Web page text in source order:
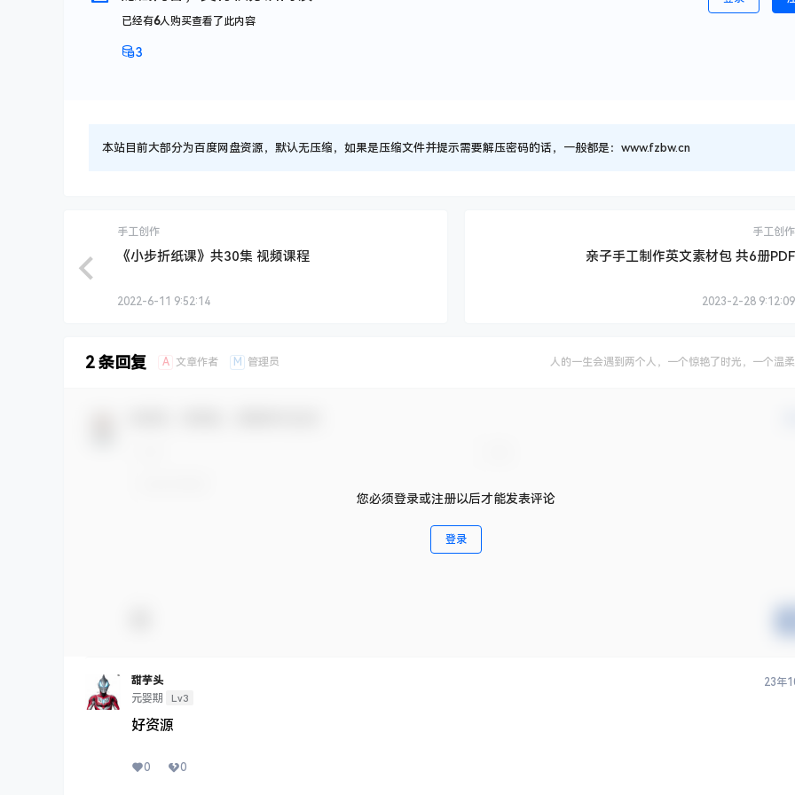
已经有6人购买查看了此内容
3
本站目前大部分为百度网盘资源，默认无压缩，如果是压缩文件并提示需要解压密码的话，一般都是：www.fzbw.cn
手工创作
《小步折纸课》共30集 视频课程
2022-6-11 9:52:14
手工创作
亲子手工制作英文素材包 共6册PDF
2023-2-28 9:12:09
2 条回复 A 文章作者 M 管理员 人的一生会遇到两个人，一个惊艳了时光，一个温
您必须登录或注册以后才能发表评论
登录
甜芋头
元婴期
Lv3
23年
好资源
0 0